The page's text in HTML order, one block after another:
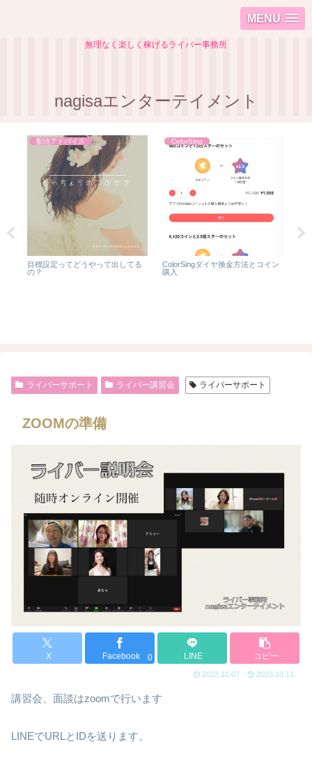
MENU
無理なく楽しく稼げるライバー事務所
nagisaエンターテイメント
配信アドバイス
目標設定ってどうやって出してる
の？
ColorSing
ColorSingダイヤ換金方法とコイン
購入
ライバーサポート ライバー講習会 ライバーサポート
ZOOMの準備
X Facebook 0 LINE コピー
2023.10.07 2023.10.11
講習会、面談はzoomで行います
LINEでURLとIDを送ります。